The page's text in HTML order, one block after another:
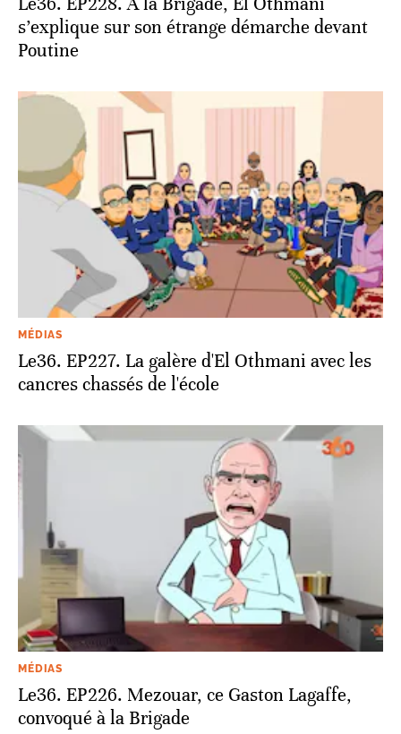
s’explique sur son étrange démarche devant
Poutine
MÉDIAS
Le36. EP227. La galère d'El Othmani avec les
cancres chassés de l'école
MÉDIAS
Le36. EP226. Mezouar, ce Gaston Lagaffe,
convoqué à la Brigade